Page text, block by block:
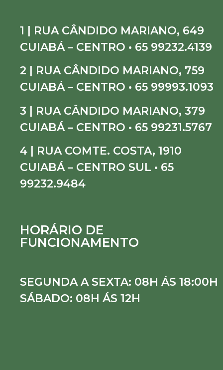
1 | RUA CÂNDIDO MARIANO, 649
CUIABÁ – CENTRO • 65 99232.4139
2 | RUA CÂNDIDO MARIANO, 759
CUIABÁ – CENTRO • 65 99993.1093
3 | RUA CÂNDIDO MARIANO, 379
CUIABÁ – CENTRO • 65 99231.5767
4 | RUA COMTE. COSTA, 1910
CUIABÁ – CENTRO SUL • 65
99232.9484
HORÁRIO DE
FUNCIONAMENTO
SEGUNDA A SEXTA: 08H ÁS 18:00H
SÁBADO: 08H ÁS 12H